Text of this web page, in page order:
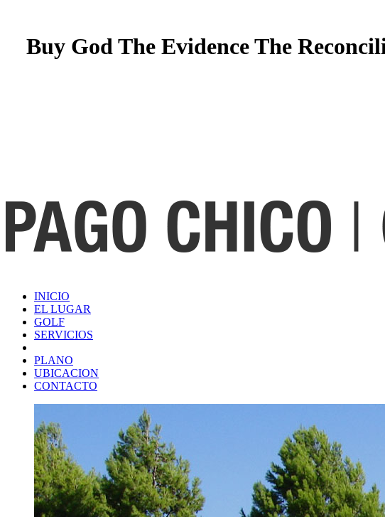
Buy God The Evidence The
INICIO
EL LUGAR
GOLF
SERVICIOS
PLANO
UBICACION
CONTACTO